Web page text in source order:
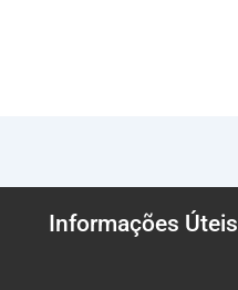
Informações Úteis